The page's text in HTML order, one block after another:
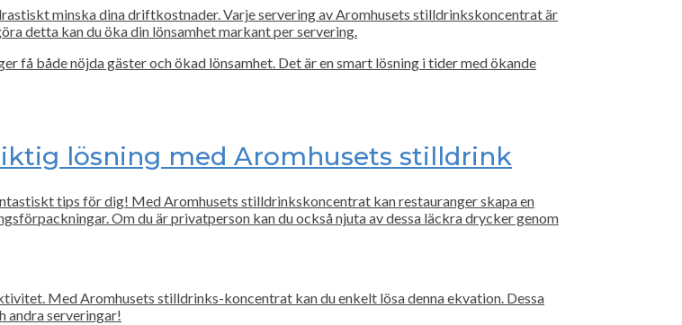
minska dina driftkostnader. Varje servering av Aromhusets stilldrinkskoncentrat är
detta kan du öka din lönsamhet markant per servering.
få både nöjda gäster och ökad lönsamhet. Det är en smart lösning i tider med ökande
lösning med Aromhusets stilldrink
tips för dig! Med Aromhusets stilldrinkskoncentrat kan restauranger skapa en
Om du är privatperson kan du också njuta av dessa läckra drycker genom
Med Aromhusets stilldrinks-koncentrat kan du enkelt lösa denna ekvation. Dessa
andra serveringar!